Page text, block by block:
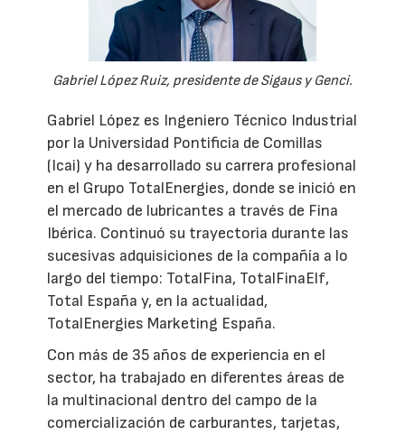
Gabriel López Ruiz, presidente de Sigaus y Genci.
Gabriel López es Ingeniero Técnico Industrial
por la Universidad Pontificia de Comillas
(Icai) y ha desarrollado su carrera profesional
en el Grupo TotalEnergies, donde se inició en
el mercado de lubricantes a través de Fina
Ibérica. Continuó su trayectoria durante las
sucesivas adquisiciones de la compañía a lo
largo del tiempo: TotalFina, TotalFinaElf,
Total España y, en la actualidad,
TotalEnergies Marketing España.
Con más de 35 años de experiencia en el
sector, ha trabajado en diferentes áreas de
la multinacional dentro del campo de la
comercialización de carburantes, tarjetas,